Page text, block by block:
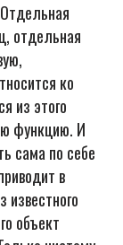
отдельная
ко
из этого
функцию. И
сама по себе
в
объект